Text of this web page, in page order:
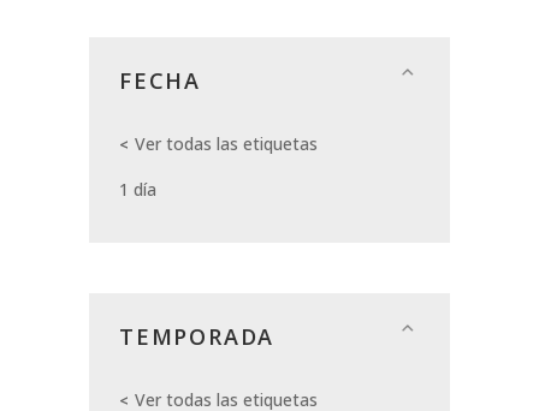
FECHA
Ver todas las etiquetas
1 día
TEMPORADA
Ver todas las etiquetas